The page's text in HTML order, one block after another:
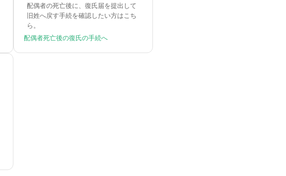
配偶者の死亡後に、復氏届を提出して
旧姓へ戻す手続を確認したい方はこち
ら。
配偶者死亡後の復氏の手続へ